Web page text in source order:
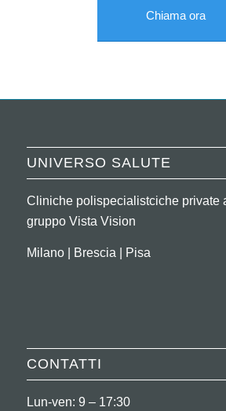
Chiama ora
UNIVERSO SALUTE
Cliniche polispecialistciche private
gruppo Vista Vision
Milano | Brescia | Pisa
CONTATTI
Lun-ven: 9 – 17:30